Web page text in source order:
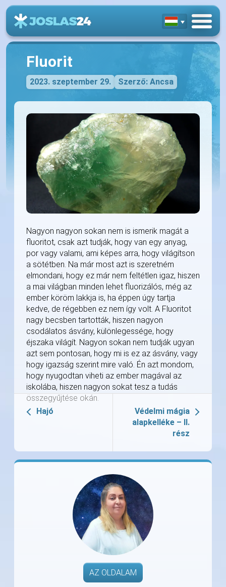
Fluorit
2023. szeptember 29. Szerző: Ancsa
Nagyon nagyon sokan nem is ismerik magát a
fluoritot, csak azt tudják, hogy van egy anyag,
por vagy valami, ami képes arra, hogy világítson
a sötétben. Na már most azt is szeretném
elmondani, hogy ez már nem feltétlen igaz, hiszen
a mai világban minden lehet fluorizálós, még az
ember köröm lakkja is, ha éppen úgy tartja
kedve, de régebben ez nem így volt. A Fluoritot
nagy becsben tartották, hiszen nagyon
csodálatos ásvány, különlegessége, hogy
éjszaka világít. Nagyon sokan nem tudják ugyan
azt sem pontosan, hogy mi is ez az ásvány, vagy
hogy igazság szerint mire való. Én azt mondom,
hogy nyugodtan viheti az ember magával az
iskolába, hiszen nagyon sokat tesz a tudás
összegyűjtése okán.
Hajó
Védelmi mágia
alapkelléke – II.
rész
AZ OLDALAM